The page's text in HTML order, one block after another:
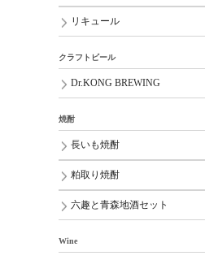
リキュール
クラフトビール
Dr.KONG BREWING
焼酎
長いも焼酎
粕取り焼酎
六趣と青森地酒セット
Wine